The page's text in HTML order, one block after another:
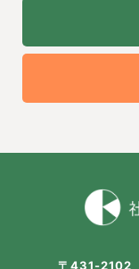
〒431-2102